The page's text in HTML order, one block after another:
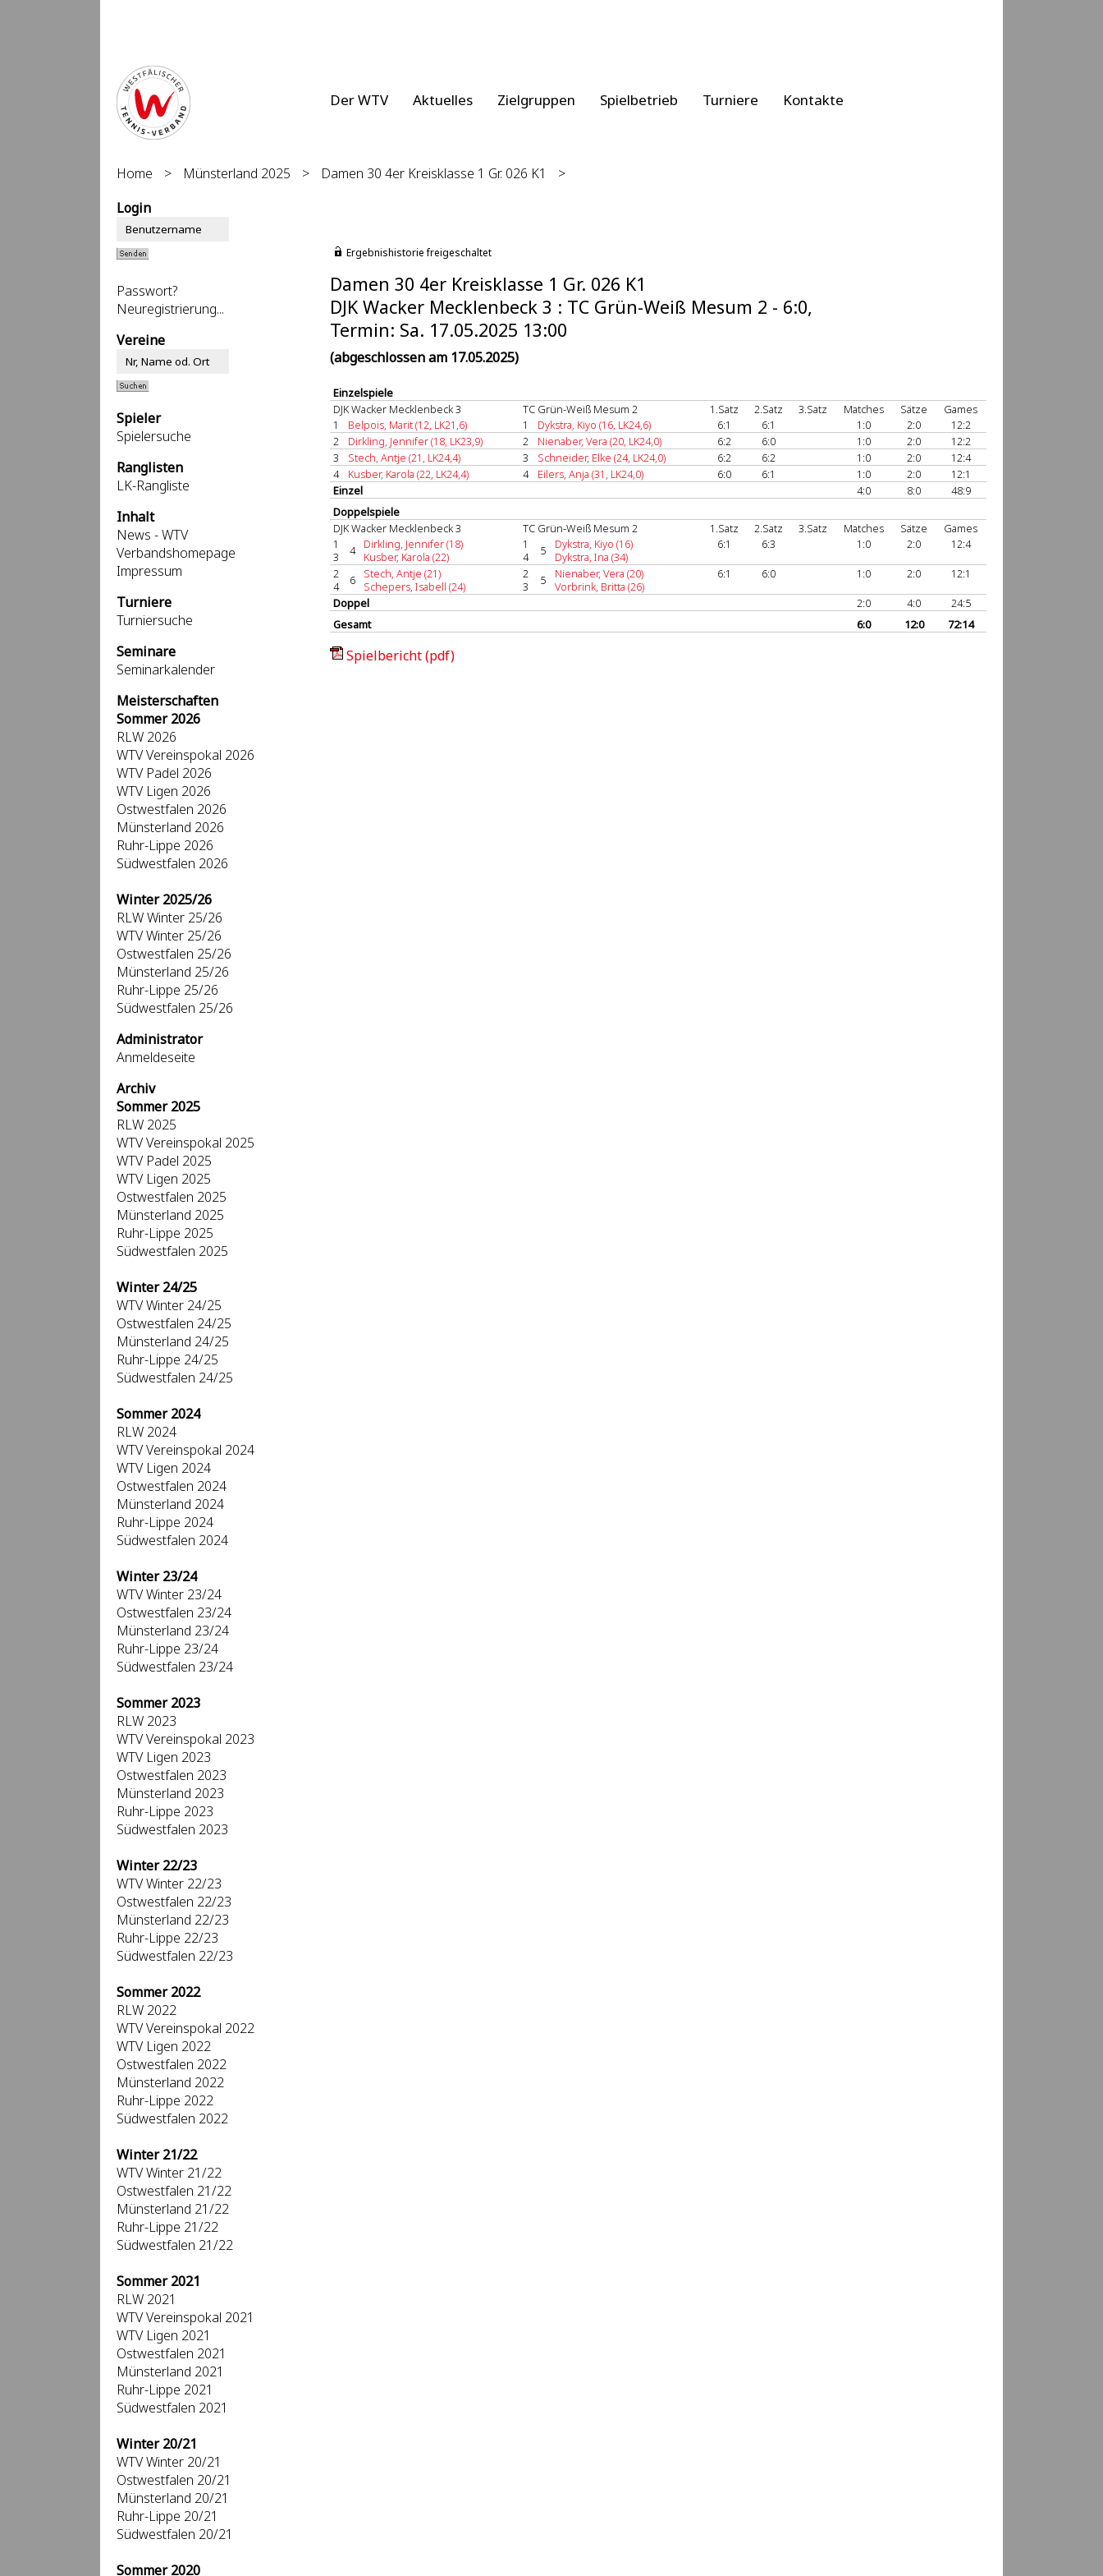
Der WTV Aktuelles Zielgruppen Spielbetrieb Turniere Kontakte
Home > Münsterland 2025 > Damen 30 4er Kreisklasse 1 Gr. 026 K1
>
Login
Passwort?
Neuregistrierung...
Vereine
Spieler
Spielersuche
Ranglisten
LK-Rangliste
Inhalt
News - WTV
Verbandshomepage
Impressum
Turniere
Turniersuche
Seminare
Seminarkalender
Meisterschaften
Sommer 2026
RLW 2026
WTV Vereinspokal 2026
WTV Padel 2026
WTV Ligen 2026
Ostwestfalen 2026
Münsterland 2026
Ruhr-Lippe 2026
Südwestfalen 2026
Winter 2025/26
RLW Winter 25/26
WTV Winter 25/26
Ostwestfalen 25/26
Münsterland 25/26
Ruhr-Lippe 25/26
Südwestfalen 25/26
Administrator
Anmeldeseite
Archiv
Sommer 2025
RLW 2025
WTV Vereinspokal 2025
WTV Padel 2025
WTV Ligen 2025
Ostwestfalen 2025
Münsterland 2025
Ruhr-Lippe 2025
Südwestfalen 2025
Winter 24/25
WTV Winter 24/25
Ostwestfalen 24/25
Münsterland 24/25
Ruhr-Lippe 24/25
Südwestfalen 24/25
Sommer 2024
RLW 2024
WTV Vereinspokal 2024
WTV Ligen 2024
Ostwestfalen 2024
Münsterland 2024
Ruhr-Lippe 2024
Südwestfalen 2024
Winter 23/24
WTV Winter 23/24
Ostwestfalen 23/24
Münsterland 23/24
Ruhr-Lippe 23/24
Südwestfalen 23/24
Sommer 2023
RLW 2023
WTV Vereinspokal 2023
WTV Ligen 2023
Ostwestfalen 2023
Münsterland 2023
Ruhr-Lippe 2023
Südwestfalen 2023
Winter 22/23
WTV Winter 22/23
Ostwestfalen 22/23
Münsterland 22/23
Ruhr-Lippe 22/23
Südwestfalen 22/23
Sommer 2022
RLW 2022
WTV Vereinspokal 2022
WTV Ligen 2022
Ostwestfalen 2022
Münsterland 2022
Ruhr-Lippe 2022
Südwestfalen 2022
Winter 21/22
WTV Winter 21/22
Ostwestfalen 21/22
Münsterland 21/22
Ruhr-Lippe 21/22
Südwestfalen 21/22
Sommer 2021
RLW 2021
WTV Vereinspokal 2021
WTV Ligen 2021
Ostwestfalen 2021
Münsterland 2021
Ruhr-Lippe 2021
Südwestfalen 2021
Winter 20/21
WTV Winter 20/21
Ostwestfalen 20/21
Münsterland 20/21
Ruhr-Lippe 20/21
Südwestfalen 20/21
Sommer 2020
Ergebnishistorie freigeschaltet
Damen 30 4er Kreisklasse 1 Gr. 026 K1
DJK Wacker Mecklenbeck 3 : TC Grün-Weiß Mesum 2 - 6:0,
Termin: Sa. 17.05.2025 13:00
(abgeschlossen am 17.05.2025)
Einzelspiele
DJK Wacker Mecklenbeck 3
TC Grün-Weiß Mesum 2 1.Satz 2.Satz 3.Satz Matches Sätze
Games
1
Belpois, Marit (12, LK21,6) 1 Dykstra, Kiyo (16, LK24,6) 6:1 6:1 1:0 2:0
12:2
2
Dirkling, Jennifer (18, LK23,9) 2 Nienaber, Vera (20, LK24,0) 6:2 6:0 1:0 2:0
12:2
3
Stech, Antje (21, LK24,4) 3 Schneider, Elke (24, LK24,0) 6:2 6:2 1:0 2:0
12:4
4
Kusber, Karola (22, LK24,4) 4 Eilers, Anja (31, LK24,0) 6:0 6:1 1:0 2:0
12:1
Einzel
4:0 8:0
48:9
Doppelspiele
DJK Wacker Mecklenbeck 3
TC Grün-Weiß Mesum 2 1.Satz 2.Satz 3.Satz Matches Sätze
Games
1
3
4
Dirkling, Jennifer (18)
Kusber, Karola (22)
1
4
5
Dykstra, Kiyo (16)
Dykstra, Ina (34)
6:1 6:3 1:0 2:0
12:4
2
4
6
Stech, Antje (21)
Schepers, Isabell (24)
2
3
5
Nienaber, Vera (20)
Vorbrink, Britta (26)
6:1 6:0 1:0 2:0
12:1
Doppel
2:0 4:0
24:5
Gesamt
6:0 12:0 72:14
Spielbericht (pdf)